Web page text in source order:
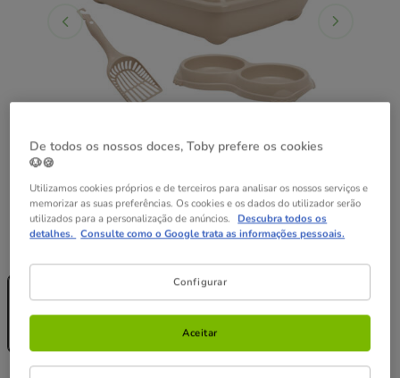
Medidas:49.84 x 37.95 x 13.72 cm Guia de tamanhos
cm
10.99€
De todos os nossos doces, Toby prefere os cookies
🐶🍪
Utilizamos cookies próprios e de terceiros para analisar os nossos serviços e
memorizar as suas preferências. Os cookies e os dados do utilizador serão
utilizados para a personalização de anúncios. Descubra todos os
detalhes. Consulte como o Google trata as informações pessoais.
Configurar
Aceitar